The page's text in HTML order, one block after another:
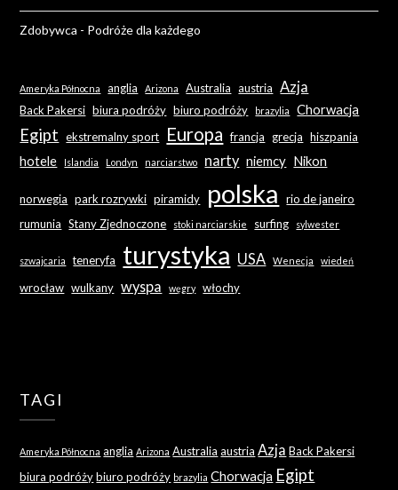
Zdobywca - Podróże dla każdego
Ameryka Północna anglia Arizona Australia austria Azja
Back Pakersi biura podróży biuro podróży brazylia Chorwacja
Egipt ekstremalny sport Europa francja grecja hiszpania
hotele Islandia Londyn narciarstwo narty niemcy Nikon
norwegia park rozrywki piramidy polska
rio de janeiro
rumunia Stany Zjednoczone stoki narciarskie surfing sylwester
szwajcaria teneryfa turystyka USA Wenecja wiedeń
wrocław wulkany wyspa węgry włochy
TAGI
Ameryka Północna anglia Arizona Australia austria Azja Back Pakersi
biura podróży biuro podróży brazylia Chorwacja Egipt